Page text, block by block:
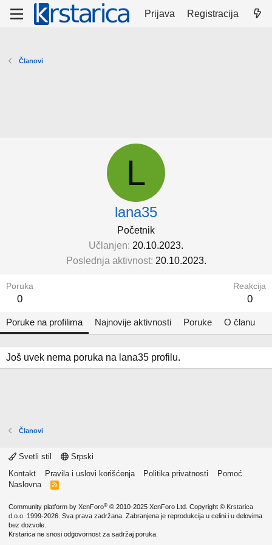
Prijava Registracija
Članovi
L
lana35
Početnik
Učlanjen 20.10.2023.
Poslednja aktivnost 20.10.2023.
Poruka
0
Reakcija
0
Poruke na profilima Najnovije aktivnosti Poruke O članu
Još uvek nema poruka na lana35 profilu.
Članovi
Svetli stil
Srpski
Kontakt
Pravila i uslovi korišćenja Politika privatnosti
Pomoć
Naslovna
R
Community platform by XenForo® © 2010-2025 XenForo Ltd. Copyright © Krstarica
d.o.o. 1999-2026. Sva prava zadržana. Zabranjena je reprodukcija u celini i u delovima
bez dozvole.
Krstarica ne snosi odgovornost za sadržaj poruka.